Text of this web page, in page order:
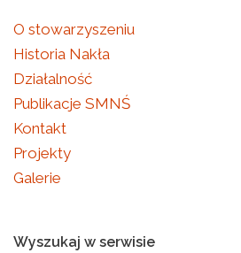
O stowarzyszeniu
Historia Nakła
Działalność
Publikacje SMNŚ
Kontakt
Projekty
Galerie
Wyszukaj w serwisie